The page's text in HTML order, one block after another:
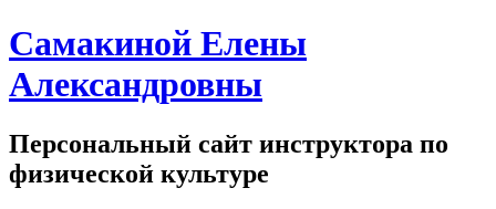
Самакиной Елены
Александровны
Персональный сайт инструктора по
физической культуре